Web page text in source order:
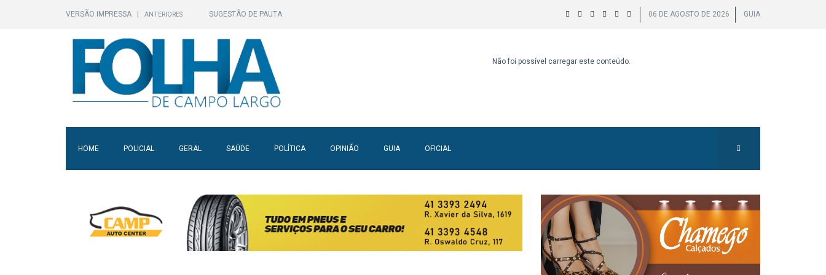
VERSÃO IMPRESSA ANTERIORES SUGESTÃO DE PAUTA 06 DE AGOSTO DE 2026 GUIA
Não foi possível carregar este conteúdo.
HOME POLICIAL GERAL SAÚDE POLÍTICA OPINIÃO GUIA OFICIAL